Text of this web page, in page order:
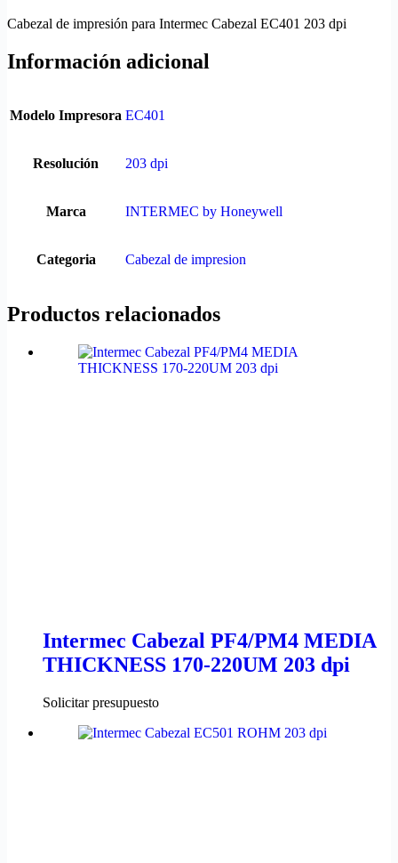
Cabezal de impresión para Intermec Cabezal EC401 203 dpi
Información adicional
Modelo Impresora EC401
Resolución 203 dpi
Marca INTERMEC by Honeywell
Categoria Cabezal de impresion
Productos relacionados
Intermec Cabezal PF4/PM4 MEDIA
THICKNESS 170-220UM 203 dpi
Solicitar presupuesto